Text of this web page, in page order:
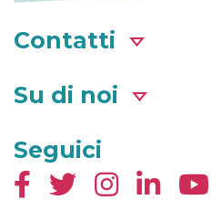
Contatti
Su di noi
Seguici